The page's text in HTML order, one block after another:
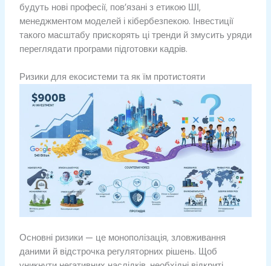
будуть нові професії, пов’язані з етикою ШІ,
менеджментом моделей і кібербезпекою. Інвестиції
такого масштабу прискорять ці тренди й змусить уряди
переглядати програми підготовки кадрів.
Ризики для екосистеми та як їм протистояти
Основні ризики — це монополізація, зловживання
даними й відстрочка регуляторних рішень. Щоб